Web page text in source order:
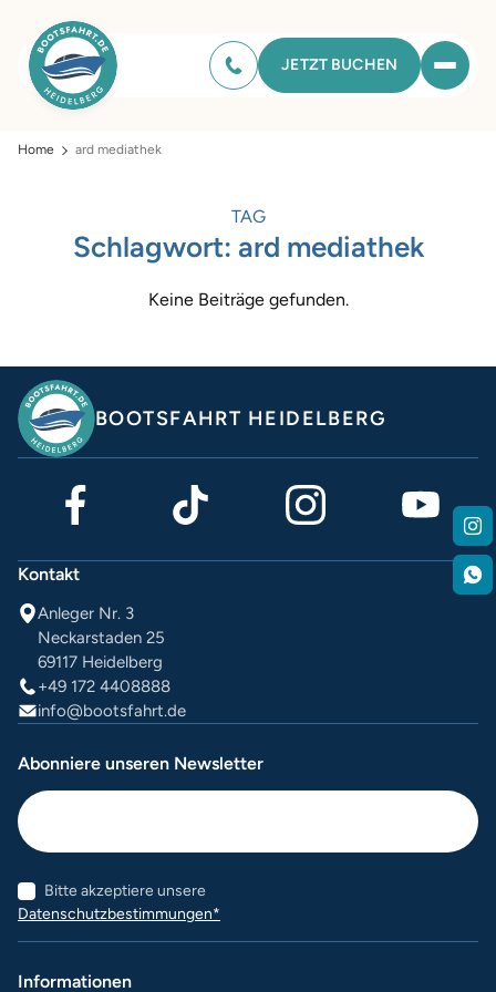
JETZT BUCHEN
Home ard mediathek
TAG
Schlagwort: ard mediathek
Keine Beiträge gefunden.
BOOTSFAHRT HEIDELBERG
Kontakt
Anleger Nr. 3
Neckarstaden 25
69117 Heidelberg
+49 172 4408888
info@bootsfahrt.de
Abonniere unseren Newsletter
Bitte akzeptiere unsere
Datenschutzbestimmungen*
Informationen